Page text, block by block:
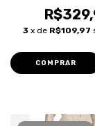
3 x de R$109,97
COMPRAR